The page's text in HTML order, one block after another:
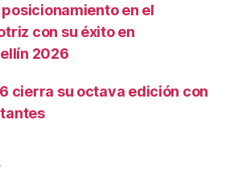
en el
con su éxito en
2026
cierra su octava edición con